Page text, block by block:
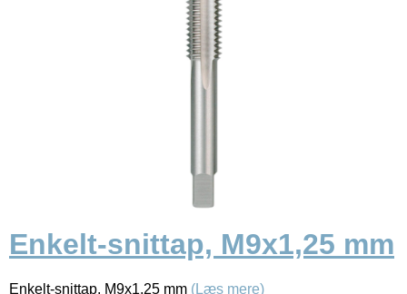
Enkelt-snittap, M9x1,25 mm
Enkelt-snittap, M9x1,25 mm (Læs mere)